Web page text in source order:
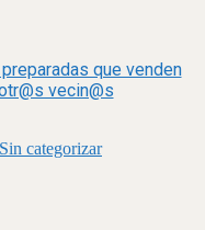
que venden
vecin@s
Sin categorizar